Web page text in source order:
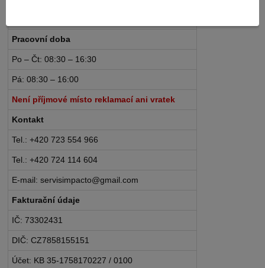
Pracovní doba
Po – Čt: 08:30 – 16:30
Pá: 08:30 – 16:00
Není příjmové místo reklamací ani vratek
Kontakt
Tel.: +420 723 554 966
Tel.: +420 724 114 604
E-mail: servisimpacto@gmail.com
Fakturační údaje
IČ: 73302431
DIČ: CZ7858155151
Účet: KB 35-1758170227 / 0100